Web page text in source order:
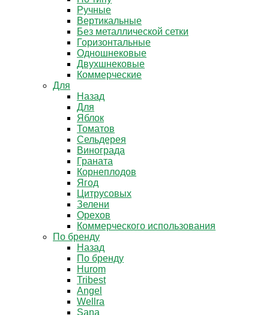
Ручные
Вертикальные
Без металлической сетки
Горизонтальные
Одношнековые
Двухшнековые
Коммерческие
Для
Назад
Для
Яблок
Томатов
Cельдерея
Винограда
Граната
Корнеплодов
Ягод
Цитрусовых
Зелени
Орехов
Коммерческого использования
По бренду
Назад
По бренду
Hurom
Tribest
Angel
Wellra
Sana